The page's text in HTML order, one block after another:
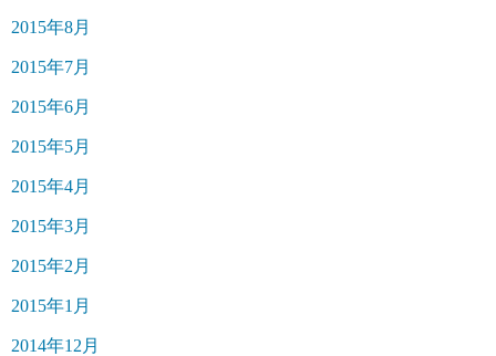
2015年8月
2015年7月
2015年6月
2015年5月
2015年4月
2015年3月
2015年2月
2015年1月
2014年12月